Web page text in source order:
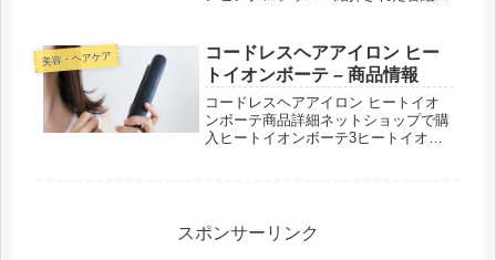
美容・ヘアケア
コードレスヘアアイロン ヒー
トイオンボーテ – 商品情報
コードレスヘアアイロン ヒートイオ
ンボーテ商品詳細ネットショップで購
入ヒートイオンボーテ3ヒートイオン
スポンサーリンク